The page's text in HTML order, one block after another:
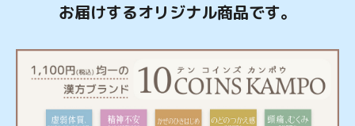
お届けするオリジナル商品です。